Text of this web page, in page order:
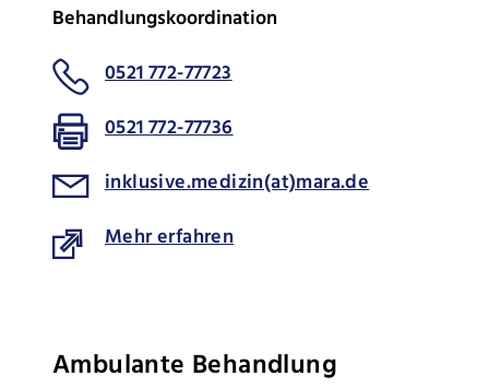
Behandlungskoordination
0521 772-77723
0521 772-77736
inklusive.medizin(at)mara.de
Mehr erfahren
Ambulante Behandlung